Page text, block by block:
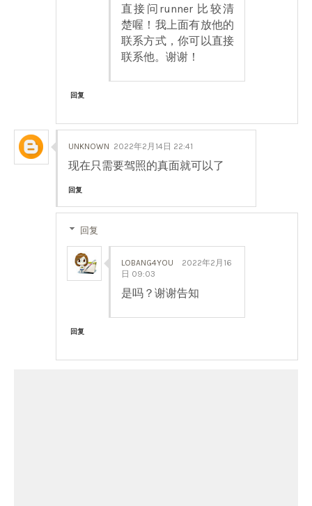
直接问runner 比较清
楚喔！我上面有放他的
联系方式，你可以直接
联系他。谢谢！
回复
UNKNOWN 2022年2月14日 22:41
现在只需要驾照的真面就可以了
回复
回复
LOBANG4YOU
2022年2月16
日 09:03
是吗？谢谢告知
回复